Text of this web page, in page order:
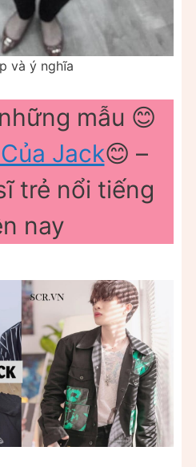
và ý nghĩa
mẫu 😊
Jack😊 –
trẻ nổi tiếng
nay